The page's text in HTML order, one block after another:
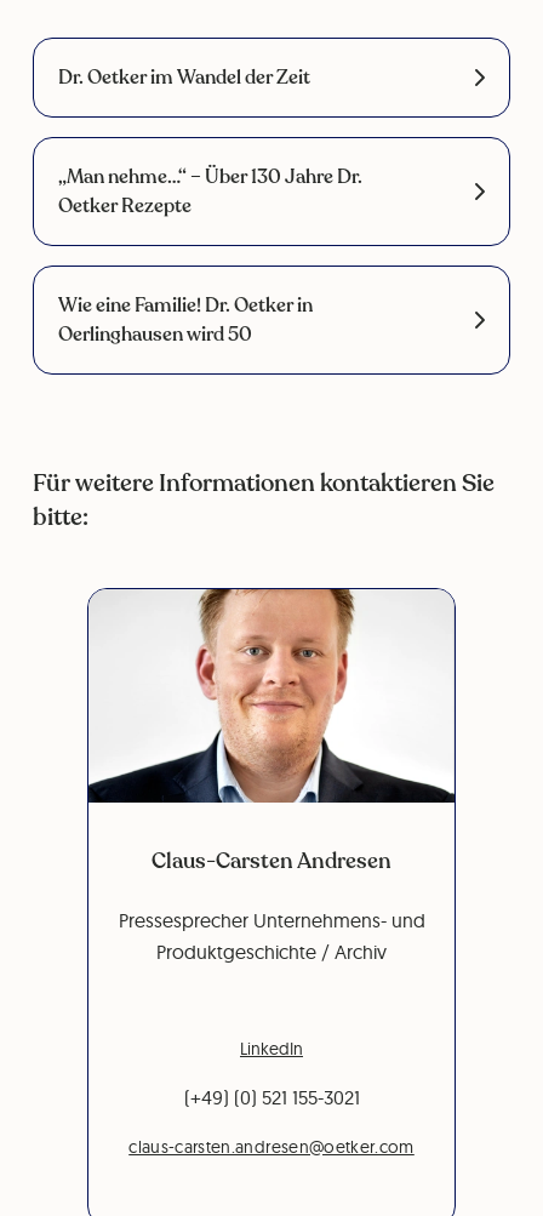
Dr. Oetker im Wandel der Zeit
„Man nehme…“ – Über 130 Jahre Dr.
Oetker Rezepte
Wie eine Familie! Dr. Oetker in
Oerlinghausen wird 50
Für weitere Informationen kontaktieren Sie
bitte:
Claus-Carsten Andresen
Pressesprecher Unternehmens- und
Produktgeschichte / Archiv
LinkedIn
(+49) (0) 521 155-3021
claus-carsten.andresen@oetker.com